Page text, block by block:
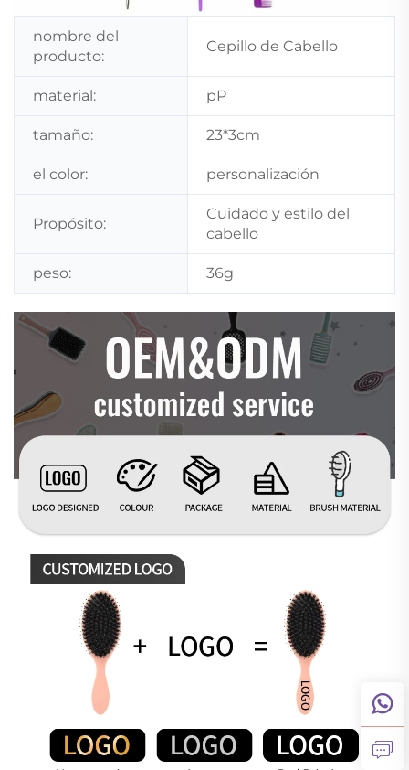
nombre del
producto:
Cepillo de Cabello
material: pP
tamaño: 23*3cm
el color: personalización
Propósito:
Cuidado y estilo del
cabello
peso: 36g